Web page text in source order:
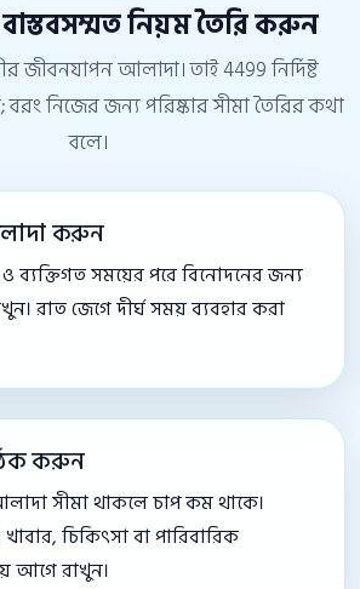
নিয়ম তৈরি করুন
জীবনযাপন আলাদা। তাই 4499 নির্দিষ্ট
বরং নিজের জন্য পরিষ্কার সীমা তৈরির কথা
বলে।
করুন
ব্যক্তিগত সময়ের পরে বিনোদনের জন্য
রাত জেগে দীর্ঘ সময় ব্যবহার করা
করুন
সীমা থাকলে চাপ কম থাকে।
চিকিৎসা বা পারিবারিক
আগে রাখুন।